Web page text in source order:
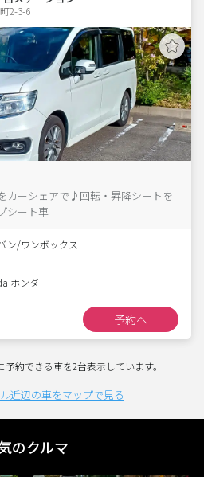
2-3-6
カーシェアで♪回転・昇降シートを
シート車
ン/ワンボックス
ホンダ
予約へ
約できる車を2台表示しています。
近辺の車をマップで見る
のクルマ